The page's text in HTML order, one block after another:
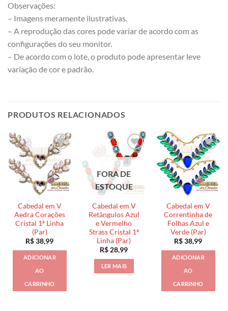
Observações:
– Imagens meramente ilustrativas.
– A reprodução das cores pode variar de acordo com as
configurações do seu monitor.
– De acordo com o lote, o produto pode apresentar leve
variação de cor e padrão.
PRODUTOS RELACIONADOS
Cabedal em V
Aedra Corações
Cristal 1ª Linha
(Par)
R$38,99
ADICIONAR
AO
CARRINHO
FORA DE
ESTOQUE
Cabedal em V
Retângulos Azul
e Vermelho
Strass Cristal 1ª
Linha (Par)
R$ 28,99
LER MAIS
Cabedal em V
Correntinha de
Folhas Azul e
Verde (Par)
R$38,99
ADICIONAR
AO
CARRINHO